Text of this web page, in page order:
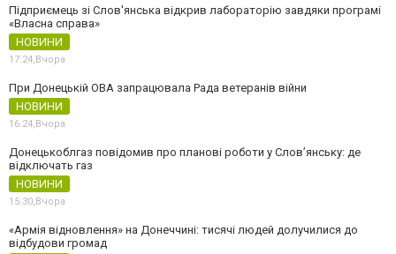
Підприємець зі Слов'янська відкрив лабораторію завдяки програмі
«Власна справа»
НОВИНИ
17:24,Вчора
При Донецькій ОВА запрацювала Рада ветеранів війни
НОВИНИ
16:24,Вчора
Донецькоблгаз повідомив про планові роботи у Слов’янську: де
відключать газ
НОВИНИ
15:30,Вчора
«Армія відновлення» на Донеччині: тисячі людей долучилися до
відбудови громад